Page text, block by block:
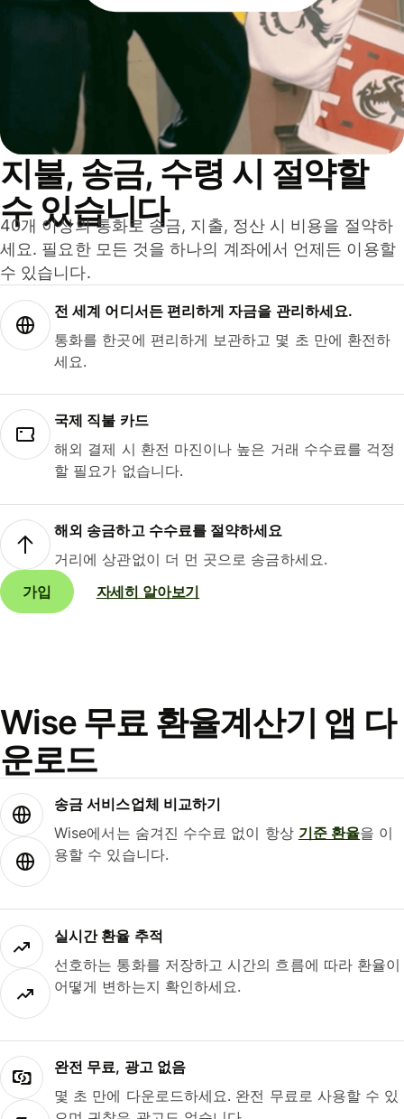
지불, 송금, 수령 시 절약할
수 있습니다
40개 이상의 통화로 송금, 지출, 정산 시 비용을 절약하
세요. 필요한 모든 것을 하나의 계좌에서 언제든 이용할
수 있습니다.
전 세계 어디서든 편리하게 자금을 관리하세요.
통화를 한곳에 편리하게 보관하고 몇 초 만에 환전하
세요.
국제 직불 카드
해외 결제 시 환전 마진이나 높은 거래 수수료를 걱정
할 필요가 없습니다.
해외 송금하고 수수료를 절약하세요
거리에 상관없이 더 먼 곳으로 송금하세요.
가입
자세히 알아보기
Wise 무료 환율계산기 앱 다
운로드
송금 서비스업체 비교하기
Wise에서는 숨겨진 수수료 없이 항상 기준 환율을 이
용할 수 있습니다.
실시간 환율 추적
선호하는 통화를 저장하고 시간의 흐름에 따라 환율이
어떻게 변하는지 확인하세요.
완전 무료, 광고 없음
몇 초 만에 다운로드하세요. 완전 무료로 사용할 수 있